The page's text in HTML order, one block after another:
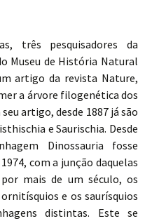
três pesquisadores da
Museu de História Natural
artigo da revista Nature,
a árvore filogenética dos
artigo, desde 1887 já são
e Saurischia. Desde
Dinossauria fosse
com a junção daquelas
mais de um século, os
e os saurísquios
distintas. Este se